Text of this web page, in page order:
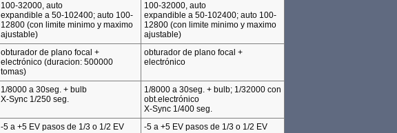
100-32000, auto
expandible a 50-102400; auto 100-
12800 (con limite minimo y maximo
ajustable)
100-32000, auto
expandible a 50-102400; auto 100-
12800 (con limite minimo y maximo
ajustable)
obturador de plano focal +
electrónico (duracion: 500000
tomas)
obturador de plano focal +
electrónico
1/8000 a 30seg. + bulb
X-Sync 1/250 seg.
1/8000 a 30seg. + bulb; 1/32000 con
obt.electrónico
X-Sync 1/400 seg.
-5 a +5 EV pasos de 1/3 o 1/2 EV
-5 a +5 EV pasos de 1/3 o 1/2 EV